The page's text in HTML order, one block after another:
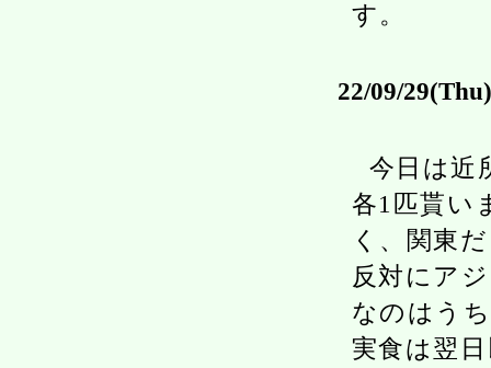
す。
22/09/29(Thu)
今日は近
各1匹貰い
く、関東
反対にア
なのはう
実食は翌